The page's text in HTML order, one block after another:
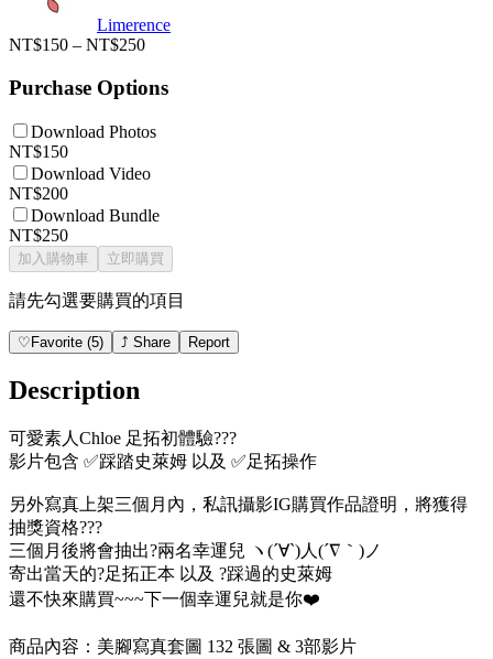
Limerence
NT$150 – NT$250
Purchase Options
Download Photos
NT$150
Download Video
NT$200
Download Bundle
NT$250
加入購物車 立即購買
請先勾選要購買的項目
♡ Favorite (5) ⤴ Share Report
Description
可愛素人Chloe 足拓初體驗???
影片包含 ✅踩踏史萊姆 以及 ✅足拓操作
另外寫真上架三個月內，私訊攝影IG購買作品證明，將獲得
抽獎資格???
三個月後將會抽出?兩名幸運兒 ヽ(´∀`)人(´∇｀)ノ
寄出當天的?足拓正本 以及 ?踩過的史萊姆
還不快來購買~~~下一個幸運兒就是你❤️
商品內容：美腳寫真套圖 132 張圖 & 3部影片